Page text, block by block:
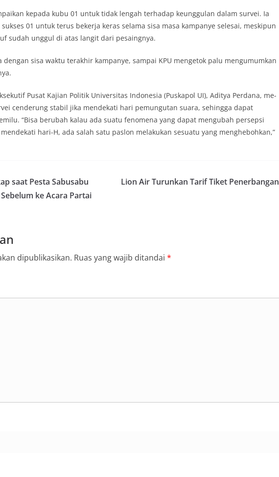
kepada kubu 01 untuk tidak lengah terhadap keunggulan dalam survei. Ia
01 untuk terus bekerja keras se­lama sisa masa kampanye selesai, meskipun
sudah unggul di atas langit dari pesaingnya.
dengan sisa waktu terakhir kampanye, sampai KPU mengetok palu mengumumkan
Pusat Kajian Politik Universitas Indonesia (Puskapol UI), Aditya Perdana, me­
cenderung stabil jika men­dekati hari pemungutan suara, sehingga dapat
“Bisa berubah kalau ada suatu feno­mena yang dapat mengubah persepsi
hari-H, ada salah satu paslon melakukan sesuatu yang menghebohkan,”
saat Pesta Sabusabu
ke Acara Partai
Lion Air Turunkan Tarif Tiket Penerbangan
dipublikasikan. Ruas yang wajib ditandai *